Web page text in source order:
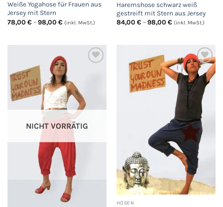
Weiße Yogahose für Frauen aus
Jersey mit Stern
78,00 € – 98,00 €Preisspanne:
(inkl. MwSt.)
Haremshose schwarz weiß
gestreift mit Stern aus Jersey
84,00 € – 98,00 €Preisspanne:
(inkl. MwSt.)
Wunschliste
NICHT VORRÄTIG
Auf
die
Wunschliste
HOSEN